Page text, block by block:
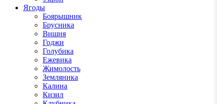
Ягоды
Боярышник
Брусника
Вишня
Годжи
Голубика
Ежевика
Жимолость
Земляника
Калина
Кизил